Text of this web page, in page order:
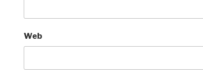
Web